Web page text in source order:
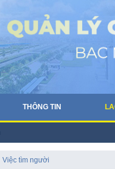
THÔNG TIN
Việc tìm người